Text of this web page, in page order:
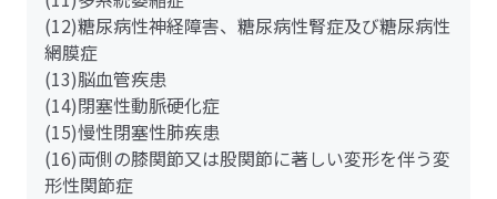
(12)糖尿病性神経障害、糖尿病性腎症及び糖尿病性
網膜症
(13)脳血管疾患
(14)閉塞性動脈硬化症
(15)慢性閉塞性肺疾患
(16)両側の膝関節又は股関節に著しい変形を伴う変
形性関節症